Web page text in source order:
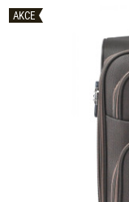
AKCE